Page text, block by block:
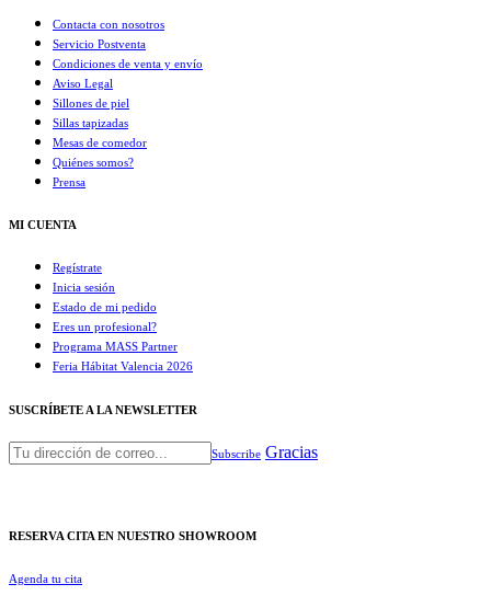
Contacta con nosotros
Servicio Postventa
Condiciones de venta y envío
Aviso Legal
Sillones de piel
Sillas tapizadas
Mesas de comedor
Quiénes somos?
Prensa
MI CUENTA
Regístrate
Inicia sesión
Estado de mi pedido
Eres un profesional?
Programa MASS Partner
Feria Hábitat Valencia 2026​
SUSCRÍBETE A LA NEWSLETTER
Subscribe Gracias
RESERVA CITA EN NUESTRO SHOWROOM
Agenda tu cita